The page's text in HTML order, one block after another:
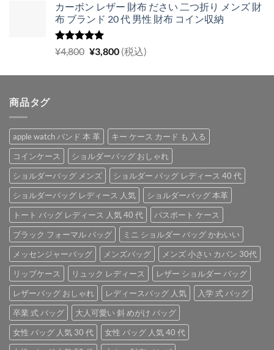
価
格
は
¥5,700
し
の
価
は
で
カーボン レザー 財布 ださい 二つ折り メンズ 財
布 ブランド 20 代 男性 財布 コイン収納
5段階中
5.00
の評価
¥4,800 元
価
で
し
た。
¥3,800現
の
¥3,800
で
す。
(税込)
商品タグ
apple watch バンド 本 革
キー ケース カード も 入る
コインケース
ショルダーバッグ おしゃれ
ショルダーバッグ メンズ
ショルダー バッグ レディース 40 代
ショルダーバッグ レディース 人気
ショルダーバッグ 本革
トート バッグ レディース 人気 40 代
パスポート ケース
ブラック フォーマル バッグ
ミニ ショルダー バッグ かわいい
メッセンジャーバッグ
メンズバッグ
メンズ 小さい カバン 30代
リップケース
リュック レディース
レザー ショルダー バッグ
レザーバッグ おしゃれ
レディースバッグ 人気
入学 式 バッグ
卒業 式 バッグ
大人可愛い 斜 めがけ バッグ
女性 バッグ 人気 30 代
女性 バッグ 人気 40 代